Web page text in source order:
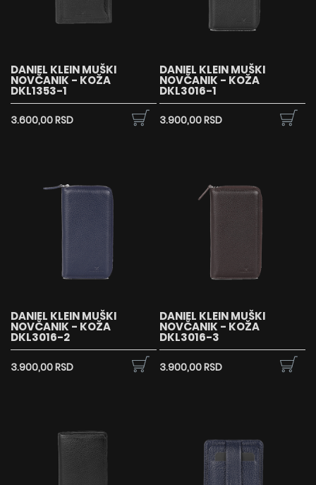
DANIEL KLEIN MUŠKI
NOVČANIK - KOŽA
DKL1353-1
3.600,00 RSD
DANIEL KLEIN MUŠKI
NOVČANIK - KOŽA
DKL3016-1
3.900,00 RSD
DANIEL KLEIN MUŠKI
NOVČANIK - KOŽA
DKL3016-2
3.900,00 RSD
DANIEL KLEIN MUŠKI
NOVČANIK - KOŽA
DKL3016-3
3.900,00 RSD